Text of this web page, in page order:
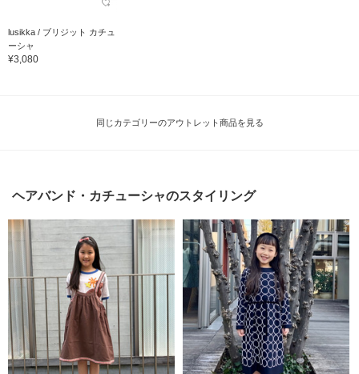
lusikka / ブリジット カチュ
ーシャ
¥3,080
同じカテゴリーのアウトレット商品を見る
ヘアバンド・カチューシャのスタイリング